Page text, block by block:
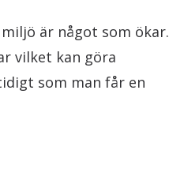
är något som ökar.
vilket kan göra
som man får en